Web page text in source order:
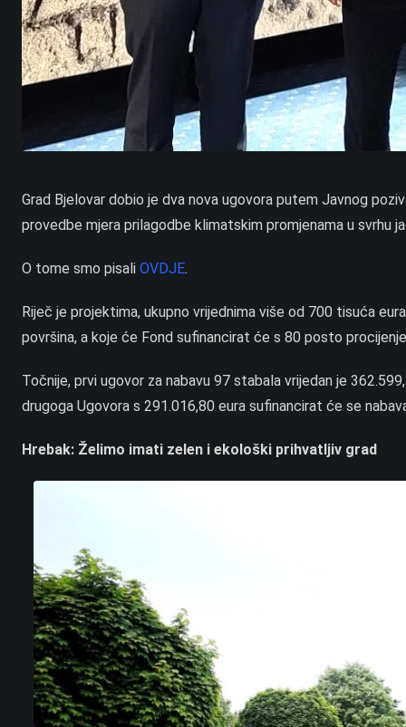
Grad Bjelovar dobio je dva nova ugovora putem Javnog
provedbe mjera prilagodbe klimatskim promjenama u svrhu
O tome smo pisali OVDJE.
Riječ je projektima, ukupno vrijednima više od 700 tisuća
površina, a koje će Fond sufinancirat će s 80 posto
Točnije, prvi ugovor za nabavu 97 stabala vrijedan je
drugoga Ugovora s 291.016,80 eura sufinancirat će se
Hrebak: Želimo imati zelen i ekološki prihvatljiv grad